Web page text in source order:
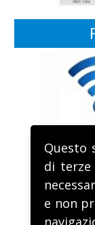
Questo
di
e non